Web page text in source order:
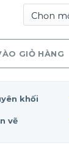
GIỎ HÀNG
khối
vẽ